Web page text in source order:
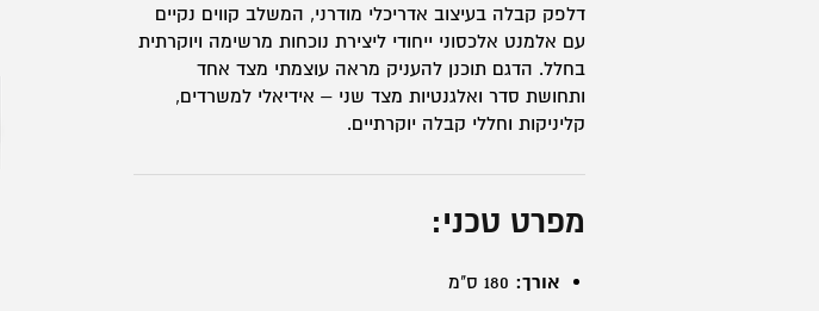
דלפק קבלה בעיצוב אדריכלי מודרני, המשלב קווים נקיים
עם אלמנט אלכסוני ייחודי ליצירת נוכחות מרשימה ויוקרתית
בחלל. הדגם תוכנן להעניק מראה עוצמתי מצד אחד
ותחושת סדר ואלגנטיות מצד שני – אידיאלי למשרדים,
קליניקות וחללי קבלה יוקרתיים.
מפרט טכני:
אורך: